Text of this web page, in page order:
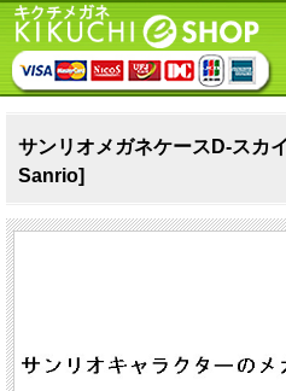
サンリオメガネケースD-スカ
Sanrio]